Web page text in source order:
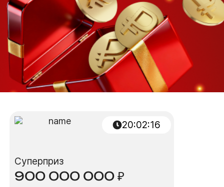
20:02:15
Суперприз
900 000 000₽